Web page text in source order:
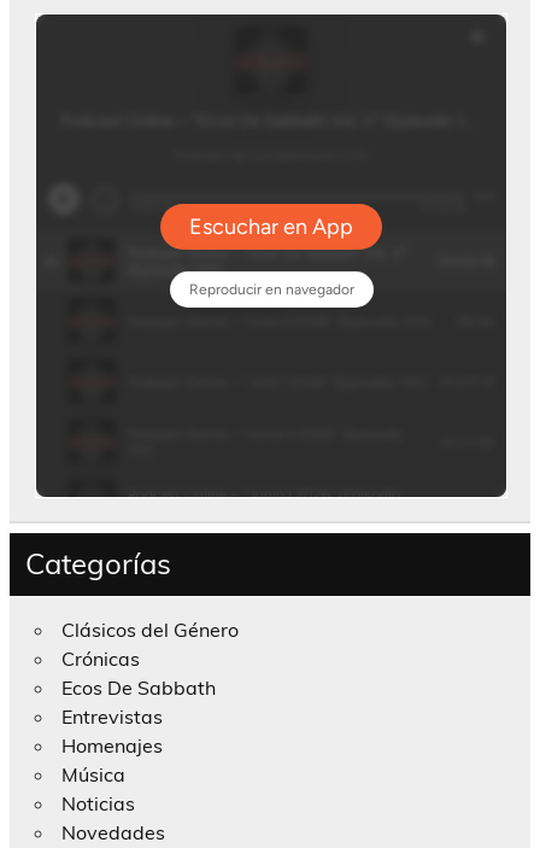
Categorías
Clásicos del Género
Crónicas
Ecos De Sabbath
Entrevistas
Homenajes
Música
Noticias
Novedades